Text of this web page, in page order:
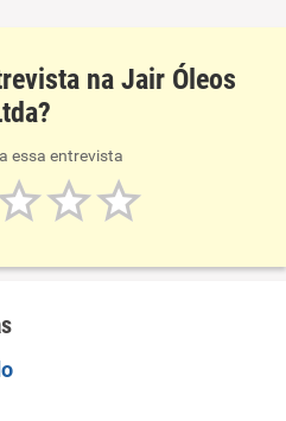
na Jair Óleos
essa entrevista